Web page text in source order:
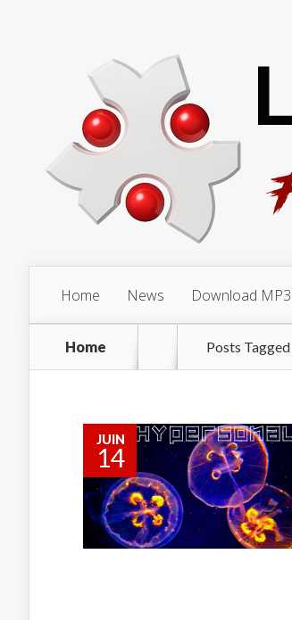
Home News Download MP3
Home Posts Tagged
JUIN
14